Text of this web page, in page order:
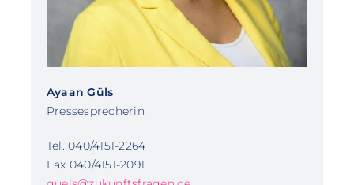
Ayaan Güls
Pressesprecherin
Tel. 040/4151-2264
Fax 040/4151-2091